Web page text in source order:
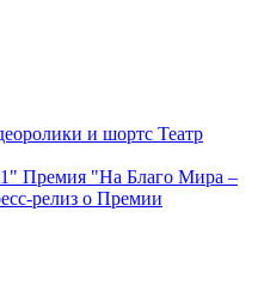
и шортс Театр
Премия "На Благо Мира –
релиз о Премии